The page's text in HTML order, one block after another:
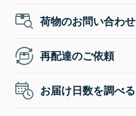
荷物のお問い合わせ
再配達のご依頼
お届け日数を調べる